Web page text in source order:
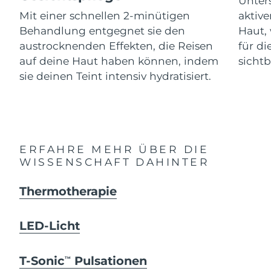
Mit einer schnellen 2-minütigen
Behandlung entgegnet sie den
austrocknenden Effekten, die Reisen
auf deine Haut haben können, indem
sie deinen Teint intensiv hydratisiert.
Haut,
für
ERFAHRE MEHR ÜBER DIE
WISSENSCHAFT DAHINTER
Thermotherapie
LED-Licht
T-SonicTM Pulsationen
For healthy hair
18% PAP
Kosmetik Männer
FOREO APP
ÜBER
Isle of Man Erwartete Lieferung
Israel Erwartete Lieferung 15/8/26
Italien Erwartete Lieferung
Kasachstan Erwartete Lieferung
Kuwait
Lettland